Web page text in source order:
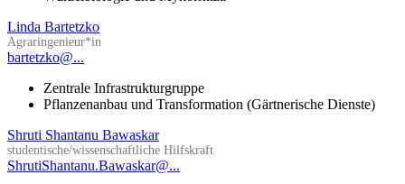
Linda Bartetzko
Agraringenieur*in
bartetzko@...
Zentrale Infrastrukturgruppe
Pflanzenanbau und Transformation (Gärtnerische Dienste)
Shruti Shantanu Bawaskar
studentische/wissenschaftliche Hilfskraft
ShrutiShantanu.Bawaskar@...